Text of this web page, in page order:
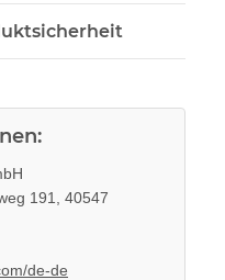
191, 40547
de-de